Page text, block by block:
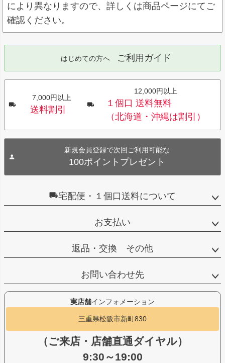
により異なりますので、詳しくは商品ページにてご
確認ください。
はじめての方へ ご利用ガイド
7,000円以上
送料割引
12,000円以上
１個口 送料無料
（北海道・沖縄は割引）
新規会員登録で次回ご利用可能な
100ポイントプレゼント
宅配便・１個口送料について
お支払い
返品・交換 その他
お問い合わせ先
実店舗インフォメーション
三重県松阪市新町830
（ご来店・店舗直通ダイヤル）
9:30～19:00